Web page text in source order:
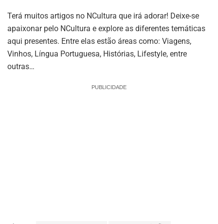
Terá muitos artigos no NCultura que irá adorar! Deixe-se
apaixonar pelo NCultura e explore as diferentes temáticas
aqui presentes. Entre elas estão áreas como: Viagens,
Vinhos, Língua Portuguesa, Histórias, Lifestyle, entre
outras…
PUBLICIDADE